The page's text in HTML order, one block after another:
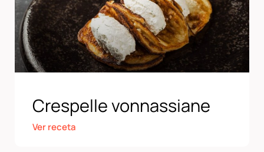
Crespelle vonnassiane
Ver receta